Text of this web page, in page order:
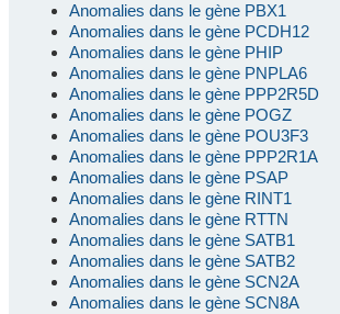
Anomalies dans le gène PBX1
Anomalies dans le gène PCDH12
Anomalies dans le gène PHIP
Anomalies dans le gène PNPLA6
Anomalies dans le gène PPP2R5D
Anomalies dans le gène POGZ
Anomalies dans le gène POU3F3
Anomalies dans le gène PPP2R1A
Anomalies dans le gène PSAP
Anomalies dans le gène RINT1
Anomalies dans le gène RTTN
Anomalies dans le gène SATB1
Anomalies dans le gène SATB2
Anomalies dans le gène SCN2A
Anomalies dans le gène SCN8A